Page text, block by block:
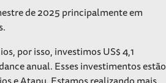
de 2025 principalmente em
por isso, investimos US$ 4,1
anual. Esses investimentos estão